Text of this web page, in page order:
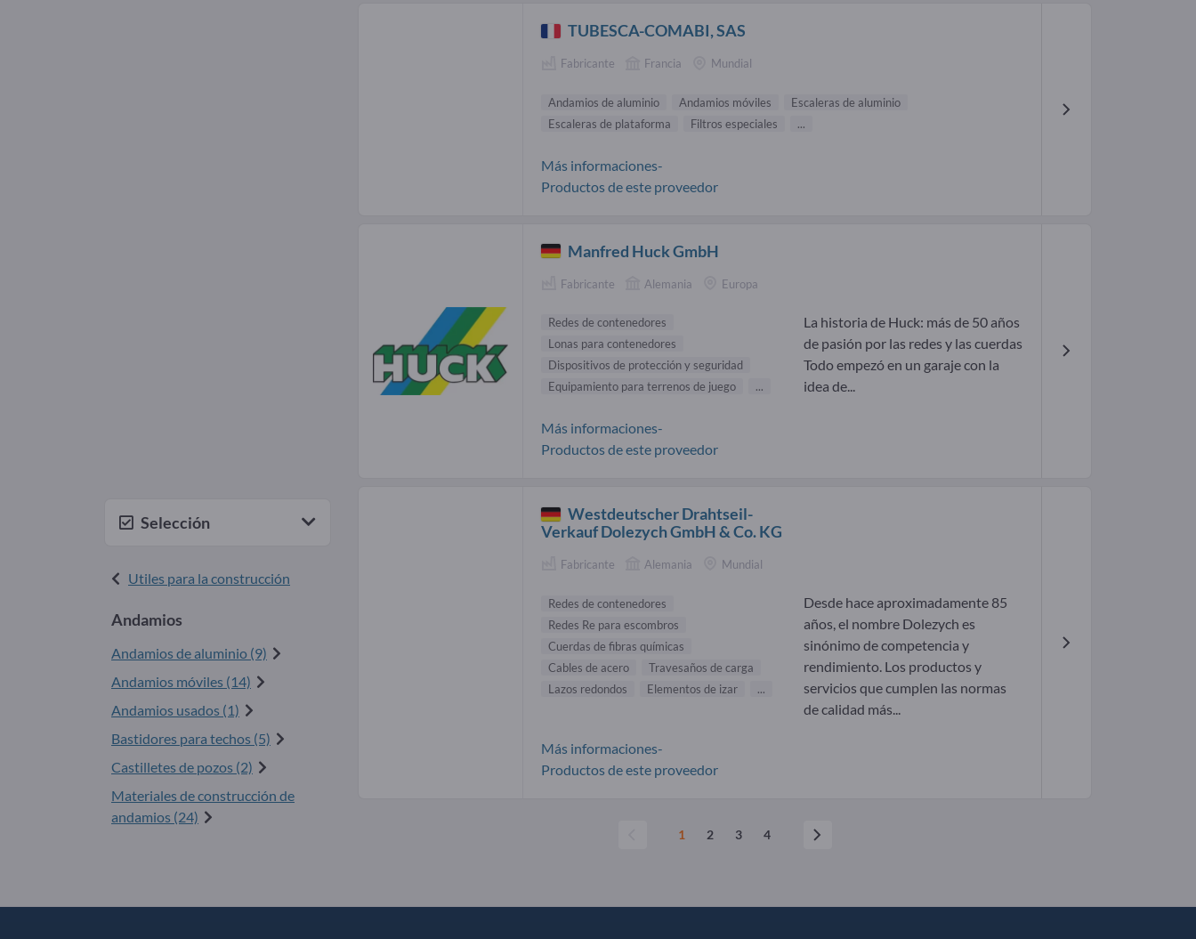
Selección
Utiles para la construcción
Andamios
Andamios de aluminio (9)
Andamios móviles (14)
Andamios usados (1)
Bastidores para techos (5)
Castilletes de pozos (2)
Materiales de construcción de
andamios (24)
TUBESCA-COMABI, SAS
Fabricante Francia Mundial
Andamios de aluminio Andamios móviles
Escaleras de aluminio
Escaleras de plataforma
Filtros especiales ...
Más informaciones-
Productos de este proveedor
Manfred Huck GmbH
Fabricante Alemania Europa
Redes de contenedores
Lonas para contenedores
Dispositivos de protección y seguridad
Equipamiento para terrenos de juego
...
La historia de Huck: más de 50 años
de pasión por las redes y las cuerdas
Todo empezó en un garaje con la
idea de...
Más informaciones-
Productos de este proveedor
Westdeutscher Drahtseil-
Verkauf Dolezych GmbH & Co. KG
Fabricante Alemania Mundial
Redes de contenedores
Redes Re para escombros
Cuerdas de fibras químicas
Cables de acero
Travesaños de carga
Lazos redondos
Elementos de izar ...
Desde hace aproximadamente 85
años, el nombre Dolezych es
sinónimo de competencia y
rendimiento. Los productos y
servicios que cumplen las normas
de calidad más...
Más informaciones-
Productos de este proveedor
1 2 3 4